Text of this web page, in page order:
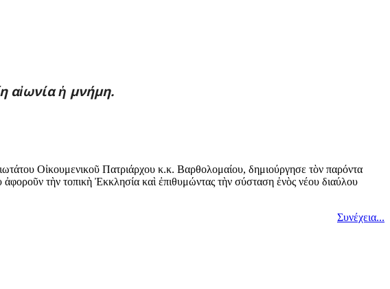
αἰωνίαἡ μνήμη.
Οἰκουμενικοῦ Πατριάρχου κ.κ. Βαρθολομαίου, δημιούργησε τὸν παρόντα
τὴν τοπικὴ Ἐκκλησία καὶ ἐπιθυμώντας τὴν σύσταση ἑνὸς νέου διαύλου
Συνέχεια...